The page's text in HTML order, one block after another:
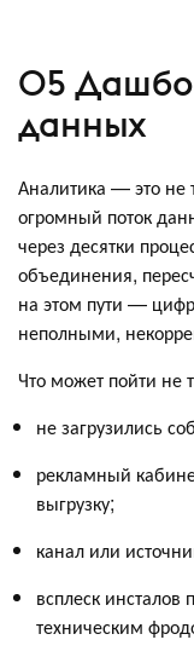
05
данных
Аналитика — это не
огромный поток
через десятки
объединения,
на этом пути —
неполными,
Что может пойти не
не загрузились
рекламный
выгрузку;
канал или
всплеск инсталов
техническим